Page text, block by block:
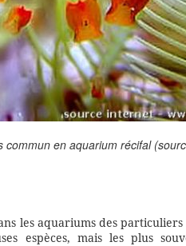
en aquarium récifal
les aquariums des particuliers
espèces, mais les plus